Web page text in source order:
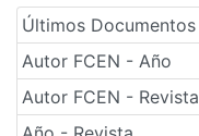
Últimos Documentos
Autor FCEN - Año
Autor FCEN - Revista